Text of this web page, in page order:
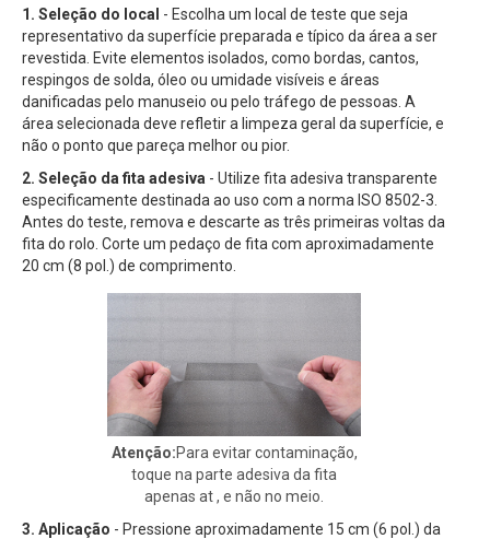
1. Seleção do local - Escolha um local de teste que seja
representativo da superfície preparada e típico da área a ser
revestida. Evite elementos isolados, como bordas, cantos,
respingos de solda, óleo ou umidade visíveis e áreas
danificadas pelo manuseio ou pelo tráfego de pessoas. A
área selecionada deve refletir a limpeza geral da superfície, e
não o ponto que pareça melhor ou pior.
2. Seleção da fita adesiva - Utilize fita adesiva transparente
especificamente destinada ao uso com a norma ISO 8502-3.
Antes do teste, remova e descarte as três primeiras voltas da
fita do rolo. Corte um pedaço de fita com aproximadamente
20 cm (8 pol.) de comprimento.
Atenção:Para evitar contaminação,
toque na parte adesiva da fita
apenas at , e não no meio.
3. Aplicação - Pressione aproximadamente 15 cm (6 pol.) da